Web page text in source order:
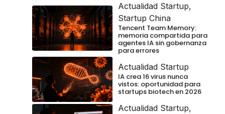
Actualidad Startup,
Startup China
Tencent Team Memory:
memoria compartida para
agentes IA sin gobernanza
para errores
Actualidad Startup
IA crea 16 virus nunca
vistos: oportunidad para
startups biotech en 2026
Actualidad Startup,